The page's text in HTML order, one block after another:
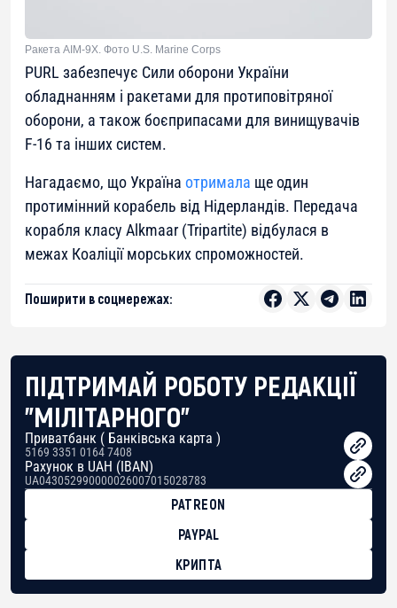
Ракета AIM-9X. Фото U.S. Marine Corps
PURL забезпечує Сили оборони України
обладнанням і ракетами для протиповітряної
оборони, а також боєприпасами для винищувачів
F-16 та інших систем.
Нагадаємо, що Україна отримала ще один
протимінний корабель від Нідерландів. Передача
корабля класу Alkmaar (Tripartite) відбулася в
межах Коаліції морських спроможностей.
Поширити в соцмережах:
ПІДТРИМАЙ РОБОТУ РЕДАКЦІЇ
"МІЛІТАРНОГО"
Приватбанк ( Банківська карта )
5169 3351 0164 7408
Рахунок в UAH (IBAN)
UA043052990000026007015028783
PATREON
PAYPAL
КРИПТА